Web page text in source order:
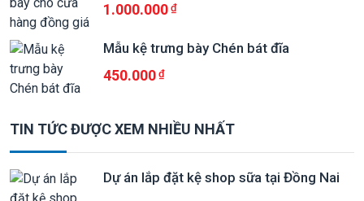
1.000.000
Mẫu kệ trưng bày Chén bát đĩa
450.000
TIN TỨC ĐƯỢC XEM NHIỀU NHẤT
Dự án lắp đặt kệ shop sữa tại Đồng Nai